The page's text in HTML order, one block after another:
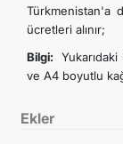
Türkmenistan'a
ücretleri alınır;
Bilgi:
ve A4 boyutlu
Ekler